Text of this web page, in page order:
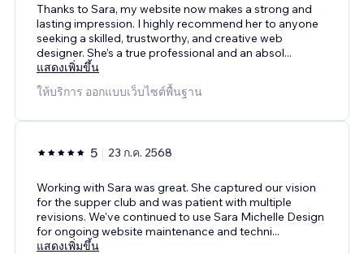
Thanks to Sara, my website now makes a strong and
lasting impression. I highly recommend her to anyone
seeking a skilled, trustworthy, and creative web
designer. She’s a true professional and an absol...
แสดงเพิ่มขึ้น
ให้บริการ ออกแบบเว็บไซต์พื้นฐาน
5 23 ก.ค. 2568
Working with Sara was great. She captured our vision
for the supper club and was patient with multiple
revisions. We've continued to use Sara Michelle Design
for ongoing website maintenance and techni...
แสดงเพิ่มขึ้น